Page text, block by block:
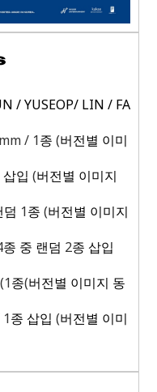
/ YUSEOP/ LIN / FA
/ 1종 (버전별 이미
삽입 (버전별 이미지
1종 (버전별 이미지
종 중 랜덤 2종 삽입
(1종(버전별 이미지 동
종 삽입 (버전별 이미